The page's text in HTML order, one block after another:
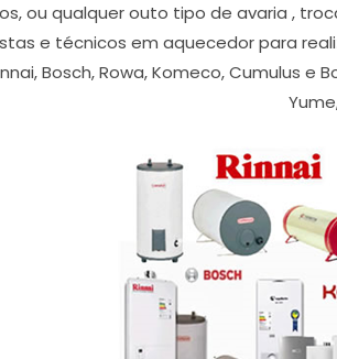
ou qualquer outo tipo de avaria ,
e técnicos em aquecedor para
Bosch, Rowa, Komeco, Cumulus e